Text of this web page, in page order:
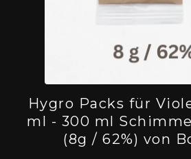
Hygro Packs für
ml - 300 ml
(8g / 62%) von